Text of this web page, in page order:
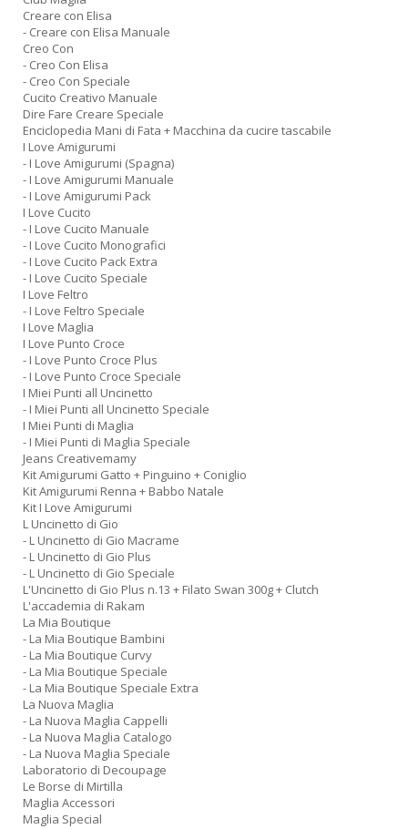
Creare con Elisa
- Creare con Elisa Manuale
Creo Con
- Creo Con Elisa
- Creo Con Speciale
Cucito Creativo Manuale
Dire Fare Creare Speciale
Enciclopedia Mani di Fata + Macchina da cucire tascabile
I Love Amigurumi
- I Love Amigurumi (Spagna)
- I Love Amigurumi Manuale
- I Love Amigurumi Pack
I Love Cucito
- I Love Cucito Manuale
- I Love Cucito Monografici
- I Love Cucito Pack Extra
- I Love Cucito Speciale
I Love Feltro
- I Love Feltro Speciale
I Love Maglia
I Love Punto Croce
- I Love Punto Croce Plus
- I Love Punto Croce Speciale
I Miei Punti all Uncinetto
- I Miei Punti all Uncinetto Speciale
I Miei Punti di Maglia
- I Miei Punti di Maglia Speciale
Jeans Creativemamy
Kit Amigurumi Gatto + Pinguino + Coniglio
Kit Amigurumi Renna + Babbo Natale
Kit I Love Amigurumi
L Uncinetto di Gio
- L Uncinetto di Gio Macrame
- L Uncinetto di Gio Plus
- L Uncinetto di Gio Speciale
L'Uncinetto di Gio Plus n.13 + Filato Swan 300g + Clutch
L'accademia di Rakam
La Mia Boutique
- La Mia Boutique Bambini
- La Mia Boutique Curvy
- La Mia Boutique Speciale
- La Mia Boutique Speciale Extra
La Nuova Maglia
- La Nuova Maglia Cappelli
- La Nuova Maglia Catalogo
- La Nuova Maglia Speciale
Laboratorio di Decoupage
Le Borse di Mirtilla
Maglia Accessori
Maglia Special